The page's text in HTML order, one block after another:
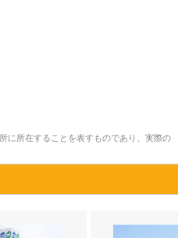
に所在することを表すものであり、実際の